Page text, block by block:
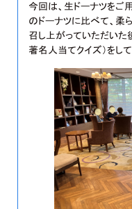
今回は、生ドーナツをご
のドーナツに比べて、柔
召し上がっていただいた
著名人当てクイズ）をし